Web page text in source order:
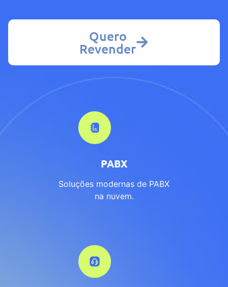
PABX
Soluções modernas de PABX
na nuvem.
Quero
Revender